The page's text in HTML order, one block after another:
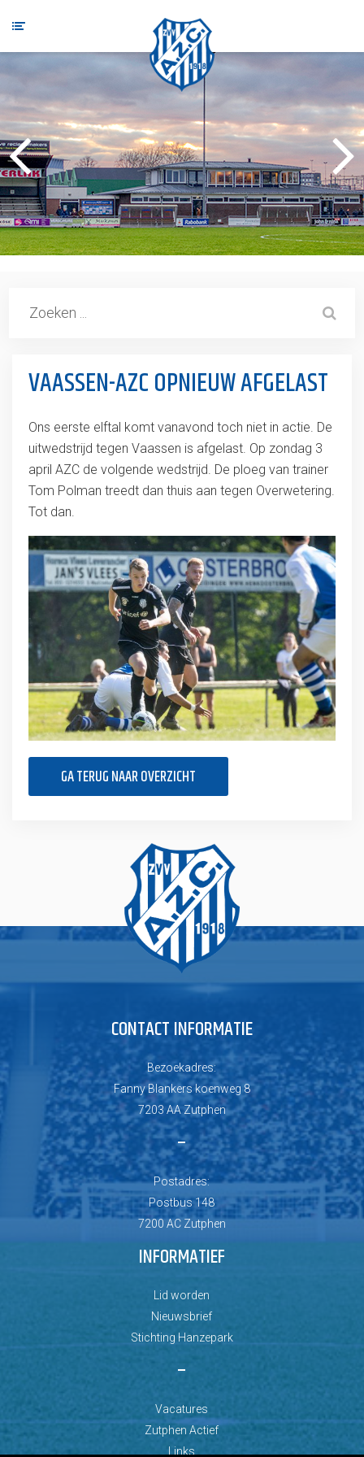
VAASSEN-AZC OPNIEUW AFGELAST
Ons eerste elftal komt vanavond toch niet in actie. De
uitwedstrijd tegen Vaassen is afgelast. Op zondag 3
april AZC de volgende wedstrijd. De ploeg van trainer
Tom Polman treedt dan thuis aan tegen Overwetering.
Tot dan.
GA TERUG NAAR OVERZICHT
CONTACT INFORMATIE
Bezoekadres:
Fanny Blankers koenweg 8
7203 AA Zutphen
–
Postadres:
Postbus 148
7200 AC Zutphen
INFORMATIEF
Lid worden
Nieuwsbrief
Stichting Hanzepark
–
Vacatures
Zutphen Actief
Links